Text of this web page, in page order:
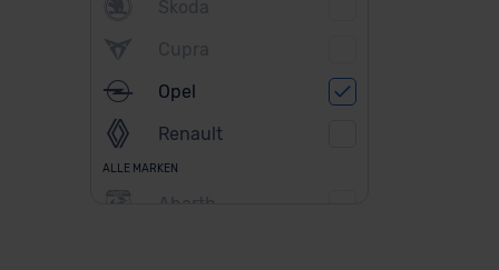
Skoda
Cupra
Opel
Renault
ALLE MARKEN
Abarth